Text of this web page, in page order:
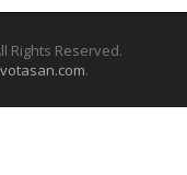
Rights Reserved.
.